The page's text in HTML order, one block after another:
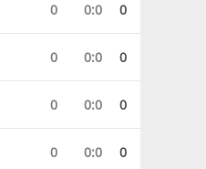
0 0:0 0
0 0:0 0
0 0:0 0
0 0:0 0